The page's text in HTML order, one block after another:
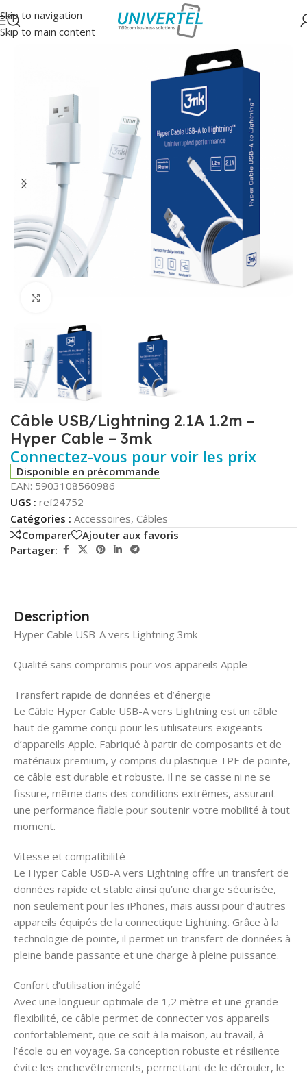
Skip to navigation
Skip to main content
Accueil/Accessoires
Câble USB/Lightning 2.1A 1.2m –
Hyper Cable – 3mk
Connectez-vous pour voir les prix
Disponible en précommande
EAN: 5903108560986
UGS : ref24752
Catégories : Accessoires, Câbles
Comparer
Ajouter aux favoris
Partager:
Description
Hyper Cable USB-A vers Lightning 3mk
Qualité sans compromis pour vos appareils Apple
Transfert rapide de données et d’énergie
Le Câble Hyper Cable USB-A vers Lightning est un câble
haut de gamme conçu pour les utilisateurs exigeants
d’appareils Apple. Fabriqué à partir de composants et de
matériaux premium, y compris du plastique TPE de pointe,
ce câble est durable et robuste. Il ne se casse ni ne se
fissure, même dans des conditions extrêmes, assurant
une performance fiable pour soutenir votre mobilité à tout
moment.
Vitesse et compatibilité
Le Hyper Cable USB-A vers Lightning offre un transfert de
données rapide et stable ainsi qu’une charge sécurisée,
non seulement pour les iPhones, mais aussi pour d’autres
appareils équipés de la connectique Lightning. Grâce à la
technologie de pointe, il permet un transfert de données à
pleine bande passante et une charge à pleine puissance.
Confort d’utilisation inégalé
Avec une longueur optimale de 1,2 mètre et une grande
flexibilité, ce câble permet de connecter vos appareils
confortablement, que ce soit à la maison, au travail, à
l’école ou en voyage. Sa conception robuste et résiliente
évite les enchevêtrements, permettant de le dérouler, le